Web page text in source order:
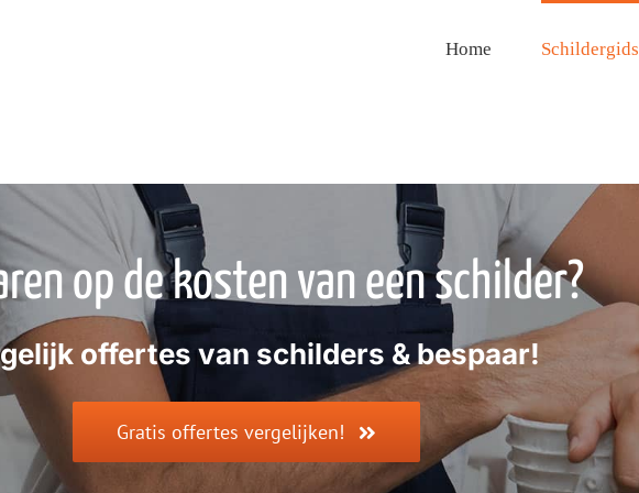
Home Schildergids
op de kosten van een schilder?
offertes van schilders & bespaar!
Gratis offertes vergelijken!